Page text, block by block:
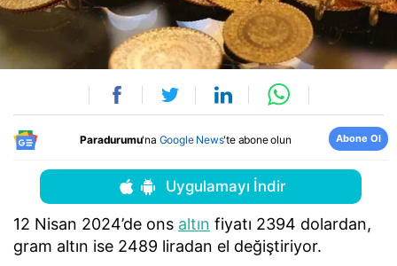
Paradurumu'na Google News'te abone olun Abone Ol
Uygulamayı İndir
12 Nisan 2024’de ons altın fiyatı 2394 dolardan,
gram altın ise 2489 liradan el değiştiriyor.